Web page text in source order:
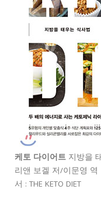
케토 다이어트 지방을
리앤 보겔 저/이문영
서 : THE KETO DIET